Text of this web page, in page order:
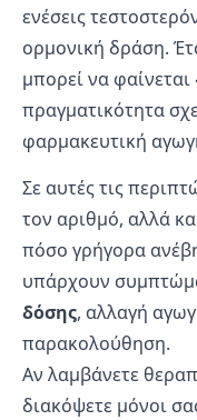
ενέσεις
ορμονική δράση.
μπορεί να
πραγματικότητα
φαρμακευτική
Σε αυτές τις
τον αριθμό, αλλά
πόσο γρήγορα
υπάρχουν
δόσης, αλλαγή
παρακολούθηση.
Αν λαμβάνετε
διακόψετε μόνοι